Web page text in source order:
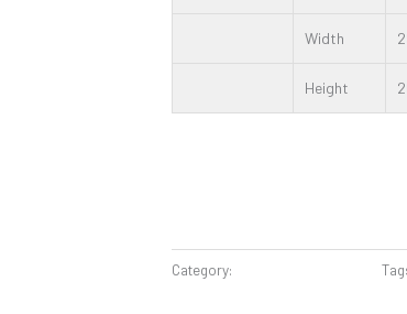
Width
Height
Category: